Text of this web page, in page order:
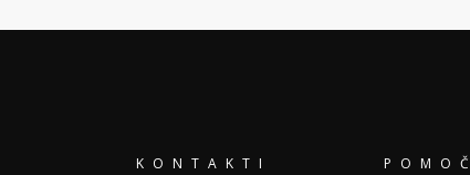
KONTAKTI POMOČ